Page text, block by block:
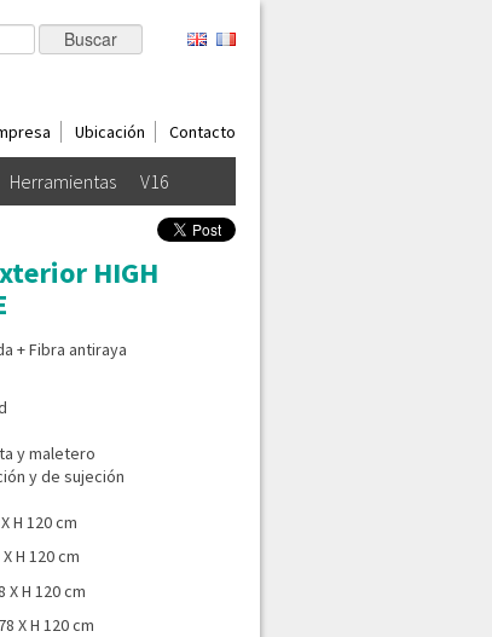
Ubicación Contacto
Herramientas V16
HIGH
+ Fibra antiraya
y maletero
y de sujeción
H 120 cm
H 120 cm
H 120 cm
X H 120 cm